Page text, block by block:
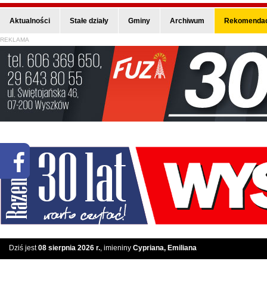
Aktualności Stałe działy Gminy Archiwum
REKLAMA
Dziś jest08 sierpnia 2026 r., imieniny Cypriana, Emiliana